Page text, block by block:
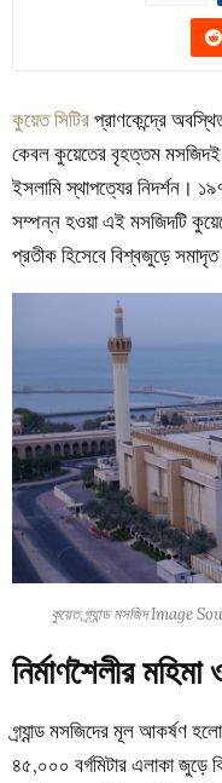
কুয়েত সিটিরপ্রাণকেন্দ্রে
কেবল কুয়েতের বৃহত্তম মসজিদই
ইসলামি স্থাপত্যের নিদর্শন।
সম্পন্ন হওয়া এই মসজিদটি
প্রতীক হিসেবে বিশ্বজুড়ে
কুয়েত গ্র্যান্ড মসজিদ
নির্মাণশৈলীর
গ্র্যান্ড মসজিদের মূল আকর্ষণ
৪৫,০০০ বর্গমিটার এলাকা